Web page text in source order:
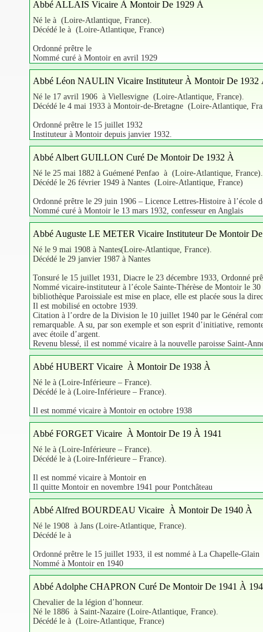
Abbé ALLAIS Vicaire À Montoir De 1929 À
Né le à (Loire-Atlantique, France).
Décédé le à (Loire-Atlantique, France)
Ordonné prêtre le
Nommé curé à Montoir en avril 1929
Abbé Léon NAULIN Vicaire Instituteur À Montoir De 1932
Né le 17 avril 1906 à Viellesvigne (Loire-Atlantique, France).
Décédé le 4 mai 1933 à Montoir-de-Bretagne (Loire-Atlantique,
Ordonné prêtre le 15 juillet 1932
Instituteur à Montoir depuis janvier 1932.
Abbé Albert GUILLON Curé De Montoir De 1932 À
Né le 25 mai 1882 à Guémené Penfao à (Loire-Atlantique, France).
Décédé le 26 février 1949 à Nantes (Loire-Atlantique, France)
Ordonné prêtre le 29 juin 1906 – Licence Lettres-Histoire à l’école
Nommé curé à Montoir le 13 mars 1932, confesseur en Anglais
Abbé Auguste LE METER Vicaire Instituteur De Montoir
Né le 9 mai 1908 à Nantes(Loire-Atlantique, France).
Décédé le 29 janvier 1987 à Nantes
Tonsuré le 15 juillet 1931, Diacre le 23 décembre 1933, Ordonné
Nommé vicaire-instituteur à l’école Sainte-Thérèse de Montoir le
bibliothèque Paroissiale est mise en place, elle est placée sous la
Il est mobilisé en octobre 1939.
Citation à l’ordre de la Division le 10 juillet 1940 par le Général
remarquable. A su, par son exemple et son esprit d’initiative,
avec étoile d’argent.
Revenu blessé, il est nommé vicaire à la nouvelle paroisse Saint-
Abbé HUBERT Vicaire À Montoir De 1938 À
Né le à (Loire-Inférieure – France).
Décédé le à (Loire-Inférieure – France).
Il est nommé vicaire à Montoir en octobre 1938
Abbé FORGET Vicaire À Montoir De 19 À 1941
Né le à (Loire-Inférieure – France).
Décédé le à (Loire-Inférieure – France).
Il est nommé vicaire à Montoir en
Il quitte Montoir en novembre 1941 pour Pontchâteau
Abbé Alfred BOURDEAU Vicaire À Montoir De 1940 À
Né le 1908 à Jans (Loire-Atlantique, France).
Décédé le à
Ordonné prêtre le 15 juillet 1933, il est nommé à La Chapelle-Glain
Nommé à Montoir en 1940
Abbé Adolphe CHAPRON Curé De Montoir De 1941 À
Chevalier de la légion d’honneur.
Né le 1886 à Saint-Nazaire (Loire-Atlantique, France).
Décédé le à (Loire-Atlantique, France)